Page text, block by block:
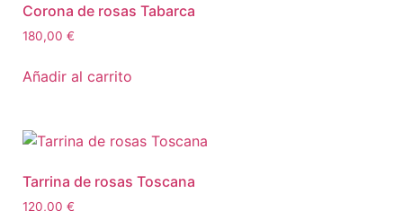
Corona de rosas Tabarca
180,00 €
Añadir al carrito
Tarrina de rosas Toscana
120,00 €